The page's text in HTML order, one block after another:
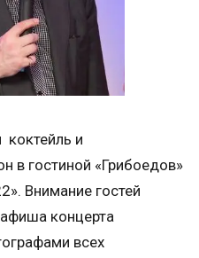
коктейль и
в гостиной «Грибоедов»
Внимание гостей
концерта
всех